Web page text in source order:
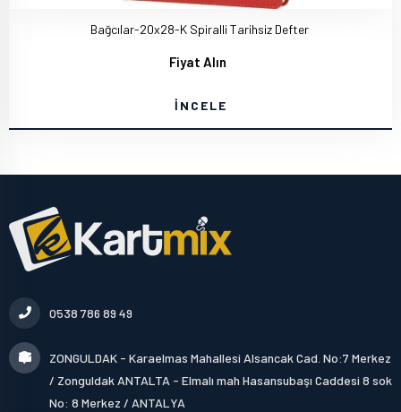
Bağcılar-20x28-K Spiralli Tarihsiz Defter
Fiyat Alın
İNCELE
0538 786 89 49
ZONGULDAK - Karaelmas Mahallesi Alsancak Cad. No:7 Merkez
/ Zonguldak ANTALTA - Elmalı mah Hasansubaşı Caddesi 8 sok
No: 8 Merkez / ANTALYA